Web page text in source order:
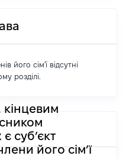
його сім'ї відсутні
розділі.
суб’єкт
його сім’ї